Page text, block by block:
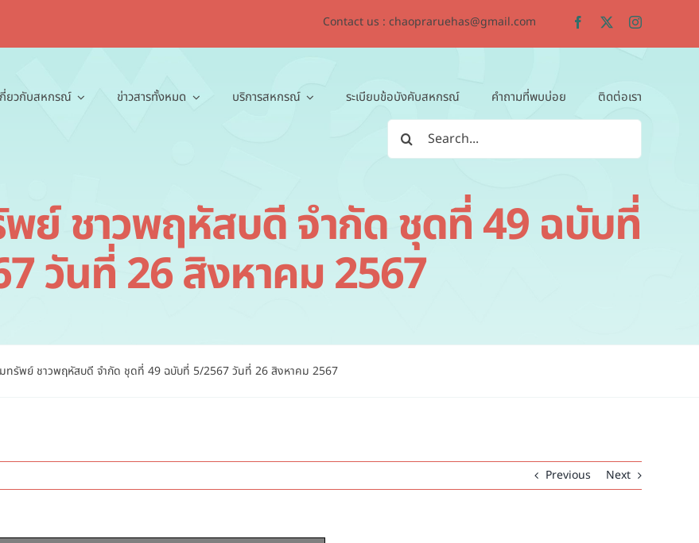
Contact us : chaopraruehas@gmail.com
กี่ยวกับสหกรณ์ ข่าวสารทั้งหมด บริการสหกรณ์ ระเบียบข้อบังคับสหกรณ์ คำถามที่พบบ่อย ติดต่อเรา
for:
ย์ ชาวพฤหัสบดี จำกัด ชุดที่ 49 ฉบับที่
วันที่ 26 สิงหาคม 2567
ทรัพย์ ชาวพฤหัสบดี จำกัด ชุดที่ 49 ฉบับที่ 5/2567 วันที่ 26 สิงหาคม 2567
Previous Next